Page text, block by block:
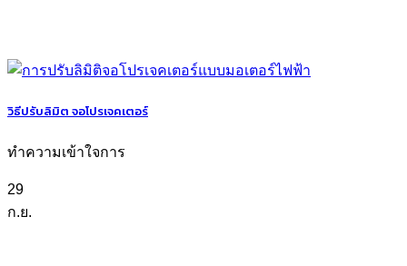
วิธีปรับลิมิต จอโปรเจคเตอร์
ทำความเข้าใจการ
29
ก.ย.